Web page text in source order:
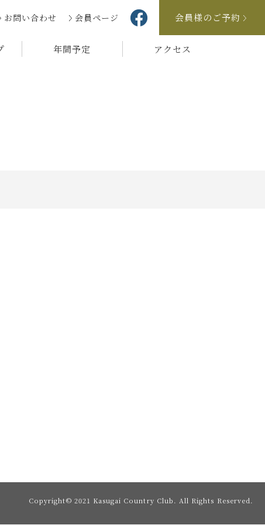
お問い合わせ 会員ページ 会員様のご予約
年間予定 アクセス
Copyright© 2021 Kasugai Country Club. All Rights Reserved.